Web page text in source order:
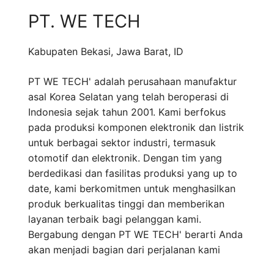
PT. WE TECH
Kabupaten Bekasi, Jawa Barat, ID
PT WE TECH' adalah perusahaan manufaktur
asal Korea Selatan yang telah beroperasi di
Indonesia sejak tahun 2001. Kami berfokus
pada produksi komponen elektronik dan listrik
untuk berbagai sektor industri, termasuk
otomotif dan elektronik. Dengan tim yang
berdedikasi dan fasilitas produksi yang up to
date, kami berkomitmen untuk menghasilkan
produk berkualitas tinggi dan memberikan
layanan terbaik bagi pelanggan kami.
Bergabung dengan PT WE TECH' berarti Anda
akan menjadi bagian dari perjalanan kami